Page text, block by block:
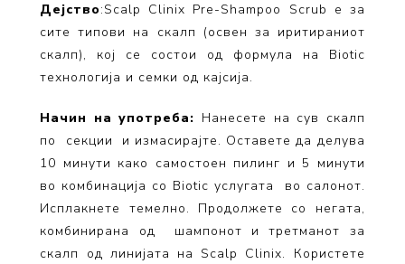
Дејство:Scalp Clinix Pre-Shampoo Scrub e за
сите типови на скалп (освен за иритираниот
скалп), кој се состои од формула на Biotic
технологија и семки од кајсија.
Начин на употреба: Нанесете на сув скалп
по секции и измасирајте. Оставете да делува
10 минути како самостоен пилинг и 5 минути
во комбинација со Biotic услугата во салонот.
Исплакнете темелно. Продолжете со негата,
комбинирана од шампонот и третманот за
скалп од линијата на Scalp Clinix. Користете